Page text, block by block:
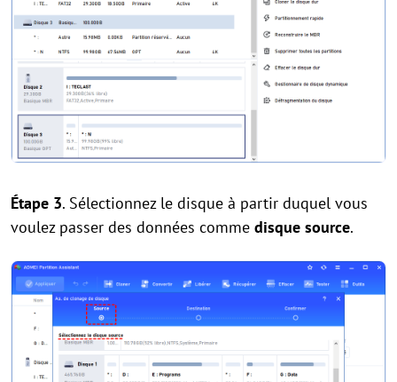
Étape 3. Sélectionnez le disque à partir duquel vous
voulez passer des données comme disque source.